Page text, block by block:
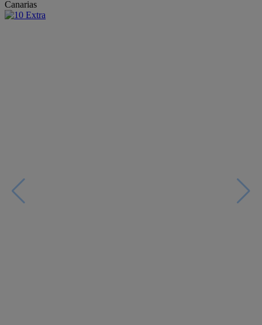
Canarias